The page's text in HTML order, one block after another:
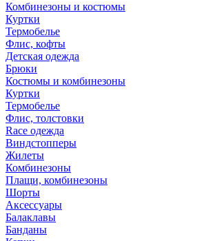
Комбинезоны и костюмы
Куртки
Термобелье
Флис, кофты
Детская одежда
Брюки
Костюмы и комбинезоны
Куртки
Термобелье
Флис, толстовки
Race одежда
Виндстопперы
Жилеты
Комбинезоны
Плащи, комбинезоны
Шорты
Аксессуары
Балаклавы
Банданы